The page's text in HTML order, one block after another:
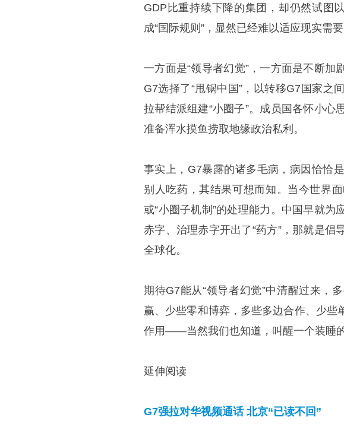
GDP比重持续下降的集团，却仍然试图
成“国际规则”，显然已经难以适应现实需要
一方面是“领导者幻觉”，一方面是不断
G7选择了“甩锅中国”，以转移G7国家之
拉帮结派组建“小圈子”。成员国各怀小心
准备浑水摸鱼捞取地缘政治私利。
事实上，G7暴露的诸多毛病，病因恰恰
别人吃药，其结果可想而知。当今世界
或“小圈子机制”的处理能力。中国早就
赤字、治理赤字开出了“药方”，那就是
全球化。
期待G7能从“领导者幻觉”中清醒过来，
赢、少些零和博弈，多些多边合作、少
作用——当然我们也知道，叫醒一个装睡的
延伸阅读
G7强拉对华视频通话 北京“已读不回”